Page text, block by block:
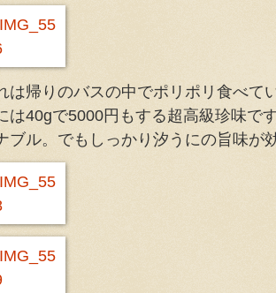
は帰りのバスの中でポリポリ食べて
は40gで5000円もする超高級珍味で
ブル。でもしっかり汐うにの旨味が